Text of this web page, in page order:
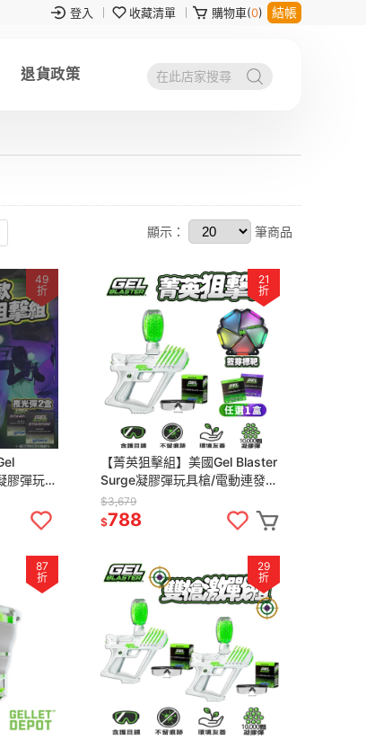
登入 收藏清單 購物車(0) 結帳
退貨政策
顯示： 筆商品
49
折
膠彈玩具
聖誕節
21
折
【菁英狙擊組】美國Gel Blaster
Surge凝膠彈玩具槍/電動連發水
彈槍 智能藍芽標靶 凝膠彈 聖誕
節 交換禮物
$3,679
$788
87
折
29
折